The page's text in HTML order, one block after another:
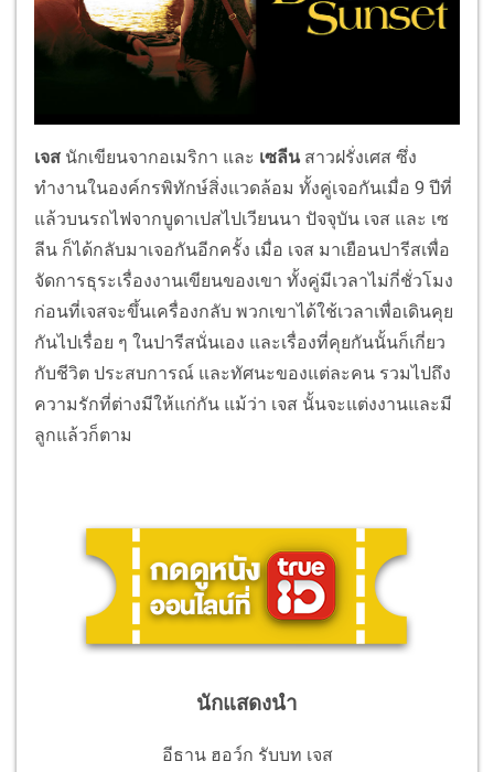
เจส นักเขียนจากอเมริกา และ เซลีนสาวฝรั่งเศส ซึ่ง
ทำงานในองค์กรพิทักษ์สิ่งแวดล้อม ทั้งคู่เจอกันเมื่อ 9 ปีที่
แล้วบนรถไฟจากบูดาเปสไปเวียนนา ปัจจุบัน เจส และ เซ
ลีน ก็ได้กลับมาเจอกันอีกครั้ง เมื่อ เจส มาเยือนปารีสเพื่อ
จัดการธุระเรื่องงานเขียนของเขา ทั้งคู่มีเวลาไม่กี่ชั่วโมง
ก่อนที่เจสจะขึ้นเครื่องกลับ พวกเขาได้ใช้เวลาเพื่อเดินคุย
กันไปเรื่อย ๆ ในปารีสนั่นเอง และเรื่องที่คุยกันนั้นก็เกี่ยว
กับชีวิต ประสบการณ์ และทัศนะของแต่ละคน รวมไปถึง
ความรักที่ต่างมีให้แก่กัน แม้ว่า เจส นั้นจะแต่งงานและมี
ลูกแล้วก็ตาม
นักแสดงนำ
อีธาน ฮอว์ก รับบท เจส